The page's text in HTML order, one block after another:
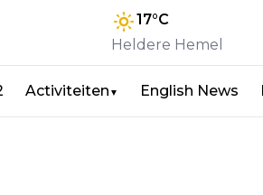
17°C
Heldere Hemel
Activiteiten ▼ English News